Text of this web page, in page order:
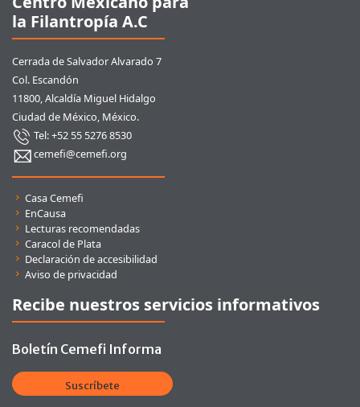
la Filantropía A.C
Cerrada de Salvador Alvarado 7
Col. Escandón
11800, Alcaldía Miguel Hidalgo
Ciudad de México, México.
Tel: +52 55 5276 8530
cemefi@cemefi.org
Enlaces rápidos
Casa Cemefi
EnCausa
Lecturas recomendadas
Caracol de Plata
Declaración de accesibilidad
Aviso de privacidad
Recibe nuestros servicios informativos
Boletín Cemefi Informa
Suscríbete